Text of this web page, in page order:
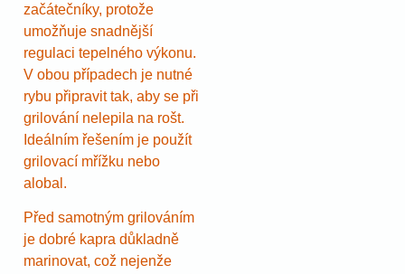
začátečníky, protože
umožňuje snadnější
regulaci tepelného výkonu.
V obou případech je nutné
rybu připravit tak, aby se při
grilování nelepila na rošt.
Ideálním řešením je použít
grilovací mřížku nebo
alobal.
Před samotným grilováním
je dobré kapra důkladně
marinovat, což nejenže